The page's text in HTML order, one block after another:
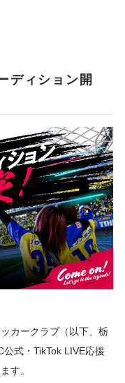
ディション開
カークラブ（以下、栃
式・TikTok LIVE応援
す。